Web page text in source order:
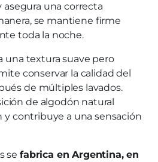
asegura una correcta
se mantiene firme
toda la noche.
una textura suave pero
conservar la calidad del
de múltiples lavados.
de algodón natural
y contribuye a una sensación
se fabrica en Argentina, en